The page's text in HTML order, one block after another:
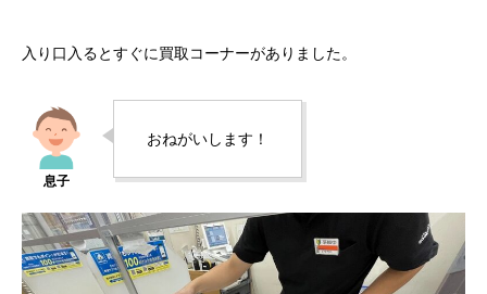
入り口入るとすぐに買取コーナーがありました。
おねがいします！